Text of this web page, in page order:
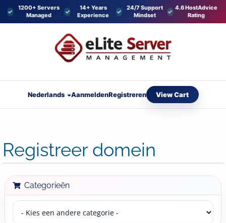
1200+ Servers
Managed
14+ Years
Experience
24/7 Support
Mindset
4.6 HostAdvice
Rating
Nederlands AanmeldenRegistreren View Cart
Registreer domein
Categorieën